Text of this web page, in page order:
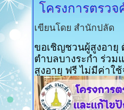
โครงการตรว
เขียนโดย สำนักปลัด
ขอเชิญชวนผู้สูงอายุ
ตำบลบางระกำ ร่วม
สูงอายุ ฟรีไม่มีค่าใ